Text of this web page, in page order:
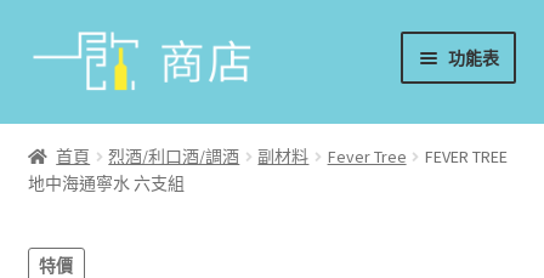
功能表
首頁
葡萄酒
香檳/氣泡酒
首頁 烈酒/利口酒/調酒 副材料 Fever Tree
FEVER TREE
地中海通寧水 六支組
特價